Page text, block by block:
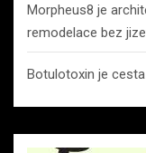
Morpheus8 je
remodelace bez
Botulotoxin je